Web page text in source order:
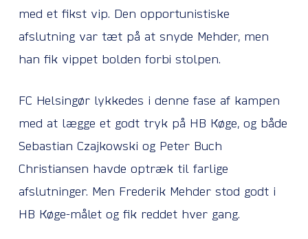
med et fikst vip. Den opportunistiske
afslutning var tæt på at snyde Mehder, men
han fik vippet bolden forbi stolpen.
FC Helsingør lykkedes i denne fase af kampen
med at lægge et godt tryk på HB Køge, og både
Sebastian Czajkowski og Peter Buch
Christiansen havde optræk til farlige
afslutninger. Men Frederik Mehder stod godt i
HB Køge-målet og fik reddet hver gang.